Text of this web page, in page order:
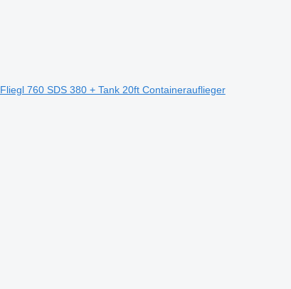
Fliegl 760 SDS 380 + Tank 20ft Containerauflieger